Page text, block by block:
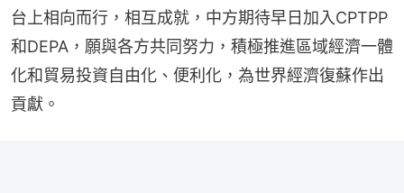
台上相向而行，相互成就，中方期待早日加入CPTPP
和DEPA，願與各方共同努力，積極推進區域經濟一體
化和貿易投資自由化、便利化，為世界經濟復蘇作出
貢獻。